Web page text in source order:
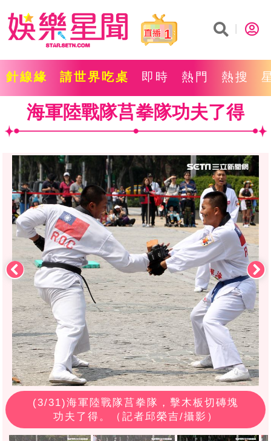
1
針線緣 請世界吃桌 即時 熱門 熱搜
海軍陸戰隊莒拳隊功夫了得
(3/31)海軍陸戰隊莒拳隊，擊木板切磚塊
功夫了得。（記者邱榮吉/攝影）